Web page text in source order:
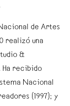
de Artes
realizó una
&
Ha recibido
Nacional
(1997); y